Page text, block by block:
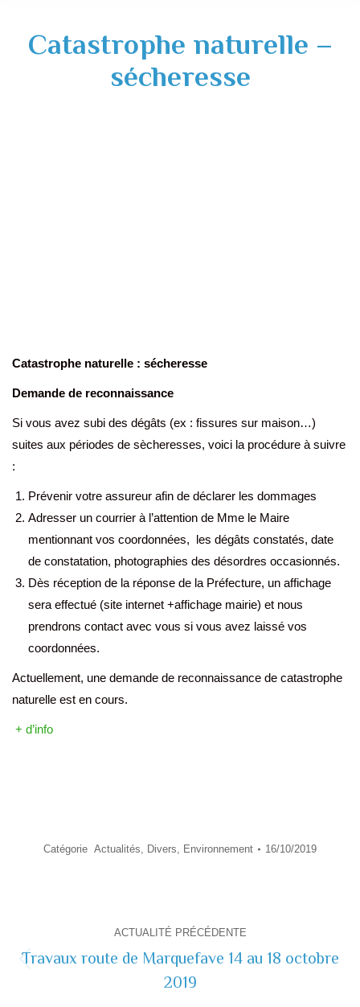
Catastrophe naturelle –
sécheresse
Catastrophe naturelle : sécheresse
Demande de reconnaissance
Si vous avez subi des dégâts (ex : fissures sur maison…)
suites aux périodes de sècheresses, voici la procédure à suivre
:
Prévenir votre assureur afin de déclarer les dommages
Adresser un courrier à l’attention de Mme le Maire
mentionnant vos coordonnées, les dégâts constatés, date
de constatation, photographies des désordres occasionnés.
Dès réception de la réponse de la Préfecture, un affichage
sera effectué (site internet +affichage mairie) et nous
prendrons contact avec vous si vous avez laissé vos
coordonnées.
Actuellement, une demande de reconnaissance de catastrophe
naturelle est en cours.
+ d’info
Catégorie Actualités, Divers, Environnement 16/10/2019
de
commentaire
ACTUALITÉ PRÉCÉDENTE
précédente
Travaux route de Marquefave 14 au 18 octobre
2019